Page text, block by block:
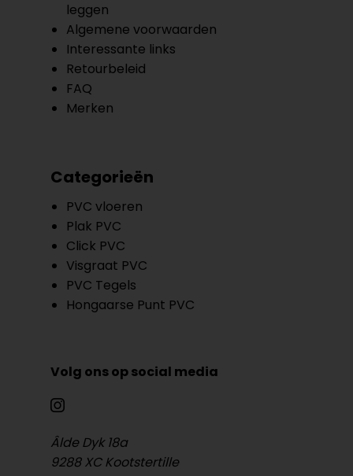
leggen
Algemene voorwaarden
Interessante links
Retourbeleid
FAQ
Merken
Categorieën
PVC vloeren
Plak PVC
Click PVC
Visgraat PVC
PVC Tegels
Hongaarse Punt PVC
Volg ons op social media
Âlde Dyk 18a
9288 XC Kootstertille